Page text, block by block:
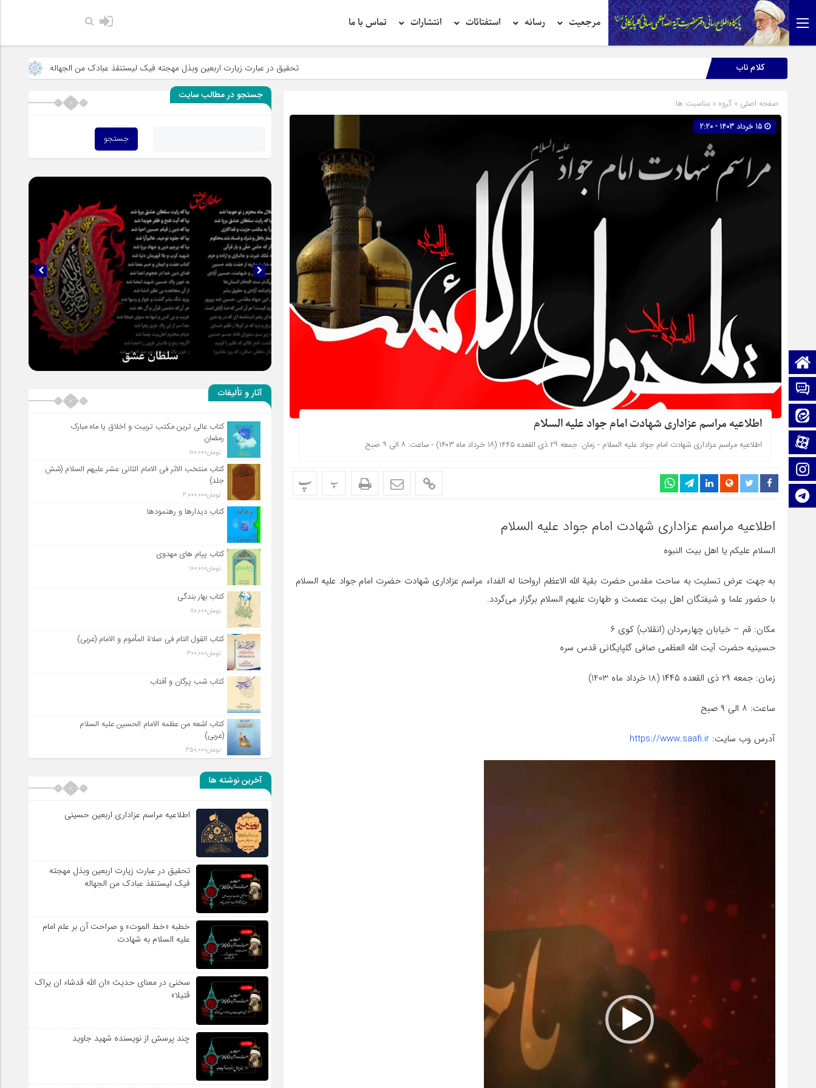
مرجعیت رسانه استفتائات انتشارات تماس با ما
صفحه نخست
تماس با ما
ایتا
تلگرام
کلام ناب تحقیق در عبارت زیارت اربعین وبذل مهجته فیک لیستنقذ عبادک من الجهاله خطبه «خط الموت» و صراحت
صفحه اصلی » گروه » مناسبت ها
اطلاعیه مراسم عزاداری شهادت امام جواد علیه السلام
اطلاعیه مراسم عزاداری شهادت امام جواد علیه السلام - زمان: جمعه ۲۹ ذی القعده ۱۴۴۵ (۱۸ خرداد ماه ۱۴۰۳) - ساعت: ۸ الی ۹ صبح
پ پ
اطلاعیه مراسم عزاداری شهادت امام جواد علیه السلام
السلام علیکم یا اهل بیت النبوه
به جهت عرض تسلیت به ساحت مقدس حضرت بقیة الله الاعظم ارواحنا له الفداء مراسم عزاداری شهادت حضرت امام جواد علیه السلام
با حضور علما و شیفتگان اهل بیت عصمت و طهارت علیهم السلام برگزار می‌گردد.
مکان: قم – خیابان چهارمردان (انقلاب) کوی ۶
حسینیه حضرت آیت الله العظمی صافی گلپایگانی قدس سره
زمان: جمعه ۲۹ ذی القعده ۱۴۴۵ (18 خرداد ماه 1403)
ساعت: ۸ الی ۹ صبح
آدرس وب سایت: https://www.saafi.ir
جستجو در مطالب سایت
سلطان عشق
آثار و تألیفات
کتاب عالی ترین مکتب تربیت و اخلاق یا ماه مبارک
رمضان
تومان100,000
کتاب منتخب الاثر فی الامام الثانی عشر علیهم السلام (شش
جلد)
تومان3,000,000
کتاب دیدارها و رهنمودها
کتاب پیام های مهدوی
تومان100,000
کتاب بهار بندگی
تومان70,000
کتاب القول التام فی صلاة المأموم و الامام (عربی)
تومان300,000
کتاب شب پرگان و آفتاب
کتاب اشعه من عظمه الامام الحسین علیه السلام
(عربی)
تومان350,000
آخرین نوشته ها
اطلاعیه مراسم عزاداری اربعین حسینی
تحقیق در عبارت زیارت اربعین وبذل مهجته
فیک لیستنقذ عبادک من الجهاله
خطبه «خط الموت» و صراحت آن بر علم امام
علیه السلام به شهادت
سخنی در معنای حدیث «ان الله قدشاء ان یراک
قتیلا»
چند پرسش از نویسنده شهید جاوید